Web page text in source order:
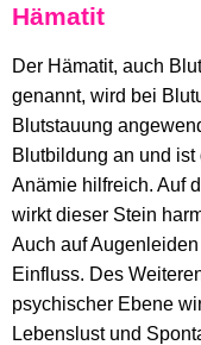
Hämatit
Der Hämatit, auch
genannt, wird bei
Blutstauung
Blutbildung an und ist
Anämie hilfreich. Auf
wirkt dieser Stein
Auch auf
Einfluss. Des
psychischer Ebene
Lebenslust und